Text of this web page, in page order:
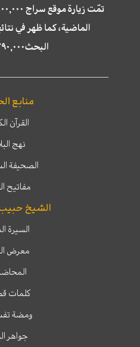
الماضية، كما ظهر في
البحث٢٢,٢٩٠,٠٠٠ مرّة.
منابع
القرآن
نهج
الصحيفة
مفاتيح
الشيخ
السيرة
معرض
كلمات
ومضة
جواهر